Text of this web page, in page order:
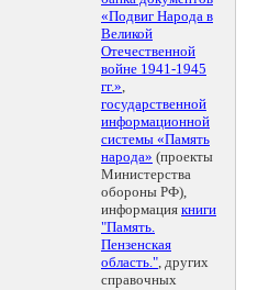
«Подвиг Народа в
Великой
Отечественной
войне 1941-1945
гг.»,
государственной
информационной
системы «Память
народа» (проекты
Министерства
обороны РФ),
информация книги
"Память.
Пензенская
область.", других
справочных